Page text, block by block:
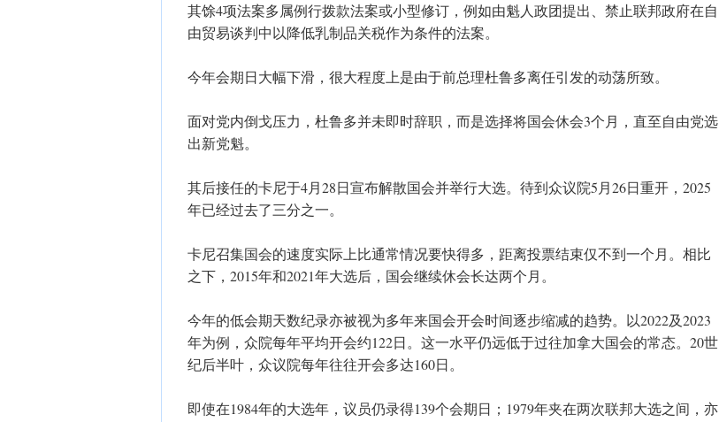
其馀4项法案多属例行拨款法案或小型修订，例如由魁人政团提出、禁止联邦政府在自
由贸易谈判中以降低乳制品关税作为条件的法案。
今年会期日大幅下滑，很大程度上是由于前总理杜鲁多离任引发的动荡所致。
面对党内倒戈压力，杜鲁多并未即时辞职，而是选择将国会休会3个月，直至自由党选
出新党魁。
其后接任的卡尼于4月28日宣布解散国会并举行大选。待到众议院5月26日重开，2025
年已经过去了三分之一。
卡尼召集国会的速度实际上比通常情况要快得多，距离投票结束仅不到一个月。相比
之下，2015年和2021年大选后，国会继续休会长达两个月。
今年的低会期天数纪录亦被视为多年来国会开会时间逐步缩减的趋势。以2022及2023
年为例，众院每年平均开会约122日。这一水平仍远低于过往加拿大国会的常态。20世
纪后半叶，众议院每年往往开会多达160日。
即使在1984年的大选年，议员仍录得139个会期日；1979年夹在两次联邦大选之间，亦